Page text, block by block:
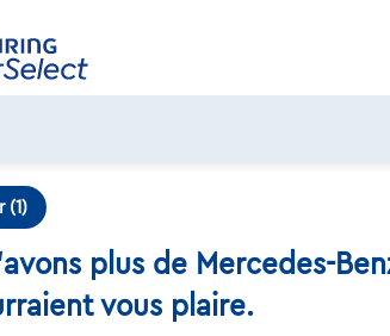
(1)
plus de Mercedes-
vous plaire.